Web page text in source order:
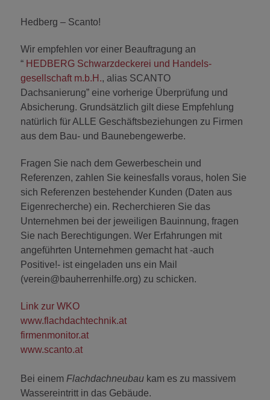
Hedberg – Scanto!
Wir empfehlen vor einer Beauftragung an
“ HEDBERG Schwarzdeckerei und Handels-
gesellschaft m.b.H., alias SCANTO
Dachsanierung” eine vorherige Überprüfung und
Absicherung. Grundsätzlich gilt diese Empfehlung
natürlich für ALLE Geschäftsbeziehungen zu Firmen
aus dem Bau- und Baunebengewerbe.
Fragen Sie nach dem Gewerbeschein und
Referenzen, zahlen Sie keinesfalls voraus, holen Sie
sich Referenzen bestehender Kunden (Daten aus
Eigenrecherche) ein. Recherchieren Sie das
Unternehmen bei der jeweiligen Bauinnung, fragen
Sie nach Berechtigungen. Wer Erfahrungen mit
angeführten Unternehmen gemacht hat -auch
Positive!- ist eingeladen uns ein Mail
(verein@bauherrenhilfe.org) zu schicken.
Link zur WKO
www.flachdachtechnik.at
firmenmonitor.at
www.scanto.at
Bei einem Flachdachneubau kam es zu massivem
Wassereintritt in das Gebäude.